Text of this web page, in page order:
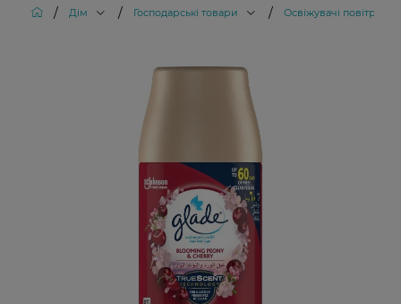
/ Дім / Господарські товари / Освіжувачі повітря